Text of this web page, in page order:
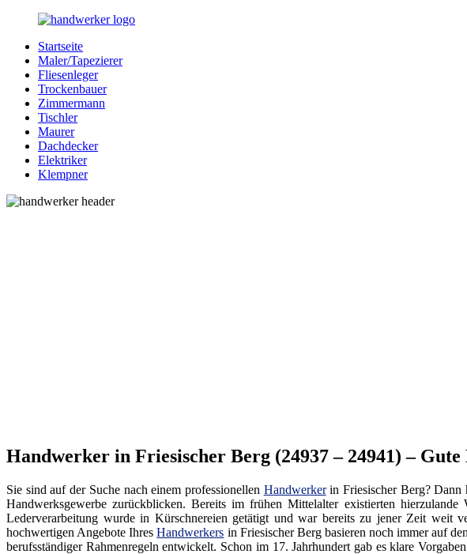
Zurück
Inhalt
Bessere-
Handwerker.de
Handwerker
Ihrer
Nähe
Startseite
Maler/Tapezierer
Fliesenleger
Trockenbauer
Zimmermann
Tischler
Maurer
Dachdecker
Elektriker
Klempner
Handwerker in Friesischer Berg (24937 – 24941) –
Sie sind auf der Suche nach einem professionellen Handwerkerin Friesischer Berg?
Handwerksgewerbe zurückblicken. Bereits im frühen Mittelalter existierten hierzulande
Lederverarbeitung wurde in Kürschnereien getätigt und war bereits zu jener Zeit weit
hochwertigen Angebote IhresHandwerkers in Friesischer Berg basieren noch immer auf
berufsständiger Rahmenregeln entwickelt. Schon im 17. Jahrhundert gab es klare